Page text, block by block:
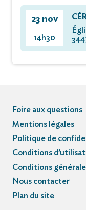
23 nov
14h30
Foire aux questions
Mentions légales
Politique de
Conditions
Conditions
Nous contacter
Plan du site